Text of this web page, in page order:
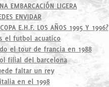
EMBARCACIÓN LIGERA
ENVIDAR
E.H.F. LOS AÑOS 1995 Y 1996?
el futbol acuatico
el tour de francia en 1988
filial del barcelona
faltar un rey
en el 1998